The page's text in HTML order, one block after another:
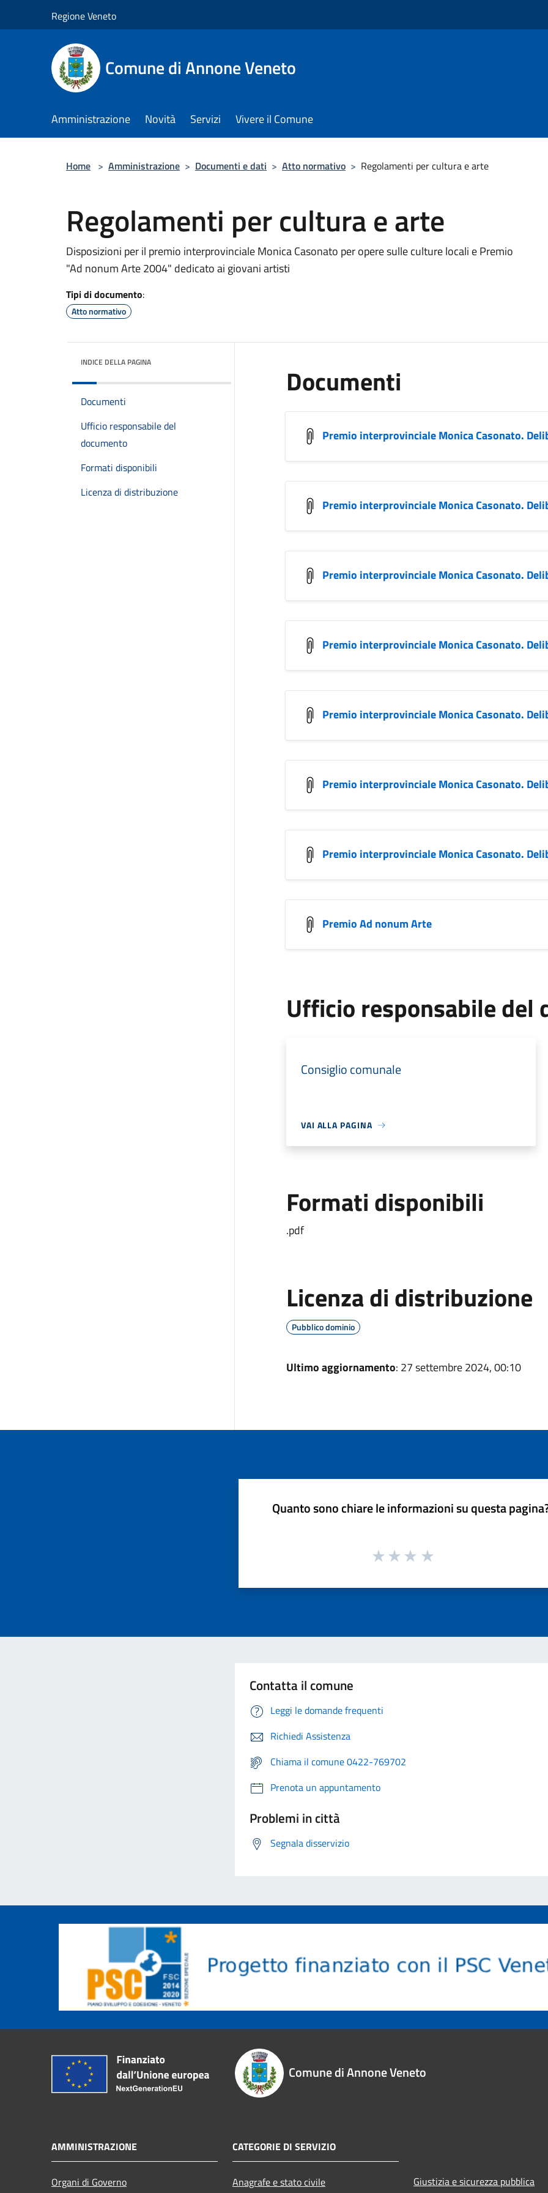
Regione Veneto
Comune di Annone Veneto
Amministrazione Novità Servizi Vivere il Comune
Home > Amministrazione > Documenti e dati > Atto normativo > Regolamenti per cultura e arte
Regolamenti per cultura e arte
Disposizioni per il premio interprovinciale Monica Casonato per opere sulle culture locali e Premio
"Ad nonum Arte 2004" dedicato ai giovani artisti
Tipi di documento:
Atto normativo
INDICE DELLA PAGINA
Documenti
Ufficio responsabile del
documento
Formati disponibili
Licenza di distribuzione
Documenti
Premio interprovinciale Monica Casonato.
Premio interprovinciale Monica Casonato.
Premio interprovinciale Monica Casonato.
Premio interprovinciale Monica Casonato.
Premio interprovinciale Monica Casonato.
Premio interprovinciale Monica Casonato.
Premio interprovinciale Monica Casonato.
Premio Ad nonum Arte
Ufficio responsabile del
Consiglio comunale
VAI ALLA PAGINA
Formati disponibili
.pdf
Licenza di distribuzione
Pubblico dominio
Ultimo aggiornamento: 27 settembre 2024, 00:10
Quanto sono chiare le informazioni su questa
Contatta il comune
Leggi le domande frequenti
Richiedi Assistenza
Chiama il comune 0422-769702
Prenota un appuntamento
Problemi in città
Segnala disservizio
Comune di Annone Veneto
AMMINISTRAZIONE
Organi di Governo
CATEGORIE DI SERVIZIO
Anagrafe e stato civile Giustizia e sicurezza pubblica